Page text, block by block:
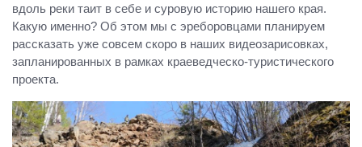
вдоль реки таит в себе и суровую историю нашего края.
Какую именно? Об этом мы с эреборовцами планируем
рассказать уже совсем скоро в наших видеозарисовках,
запланированных в рамках краеведческо-туристического
проекта.